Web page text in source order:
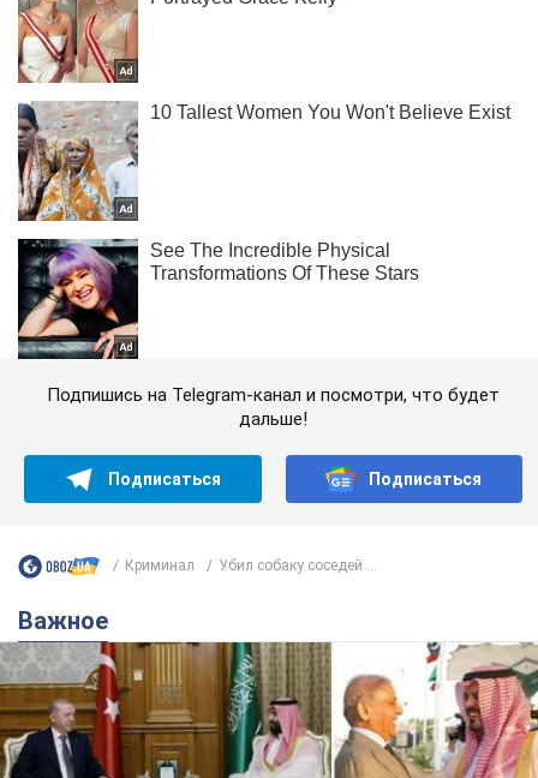
Подпишись на Telegram-канал и посмотри, что будет
дальше!
Подписаться Подписаться
Криминал Убил собаку соседей ...
Важное